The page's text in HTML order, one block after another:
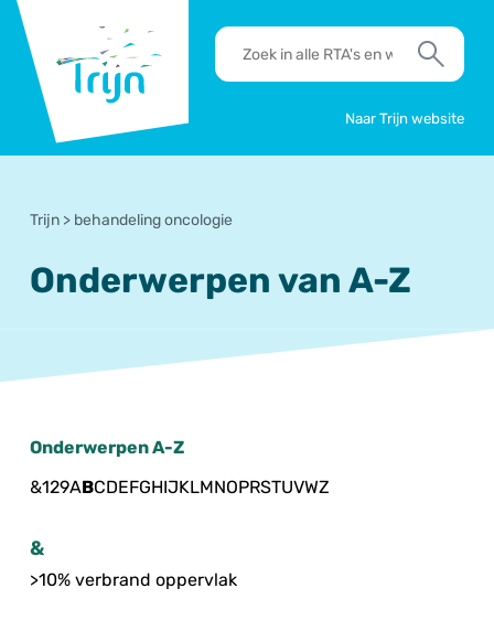
Trijn
RTA's
en
Zoek
Naar Trijn website
Trijn > behandeling oncologie
Onderwerpen van A-Z
Onderwerpen A-Z
&129ABCDEFGHIJKLMNOPRSTUVWZ
&
>10% verbrand oppervlak